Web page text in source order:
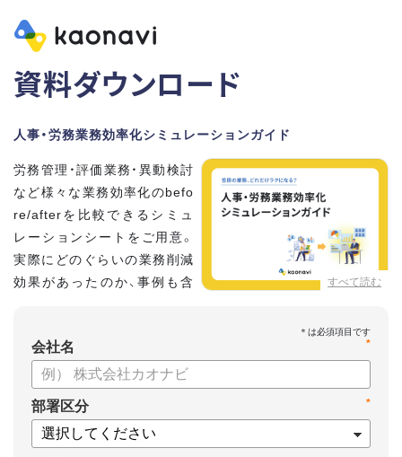
資料ダウンロード
人事・労務業務効率化シミュレーションガイド
すべて読む
労務管理・評価業務・異動検討
など様々な業務効率化のbefo
re/afterを比較できるシミュ
レーションシートをご用意。
実際にどのぐらいの業務削減
効果があったのか、事例も含
*
会社名
*
部署区分